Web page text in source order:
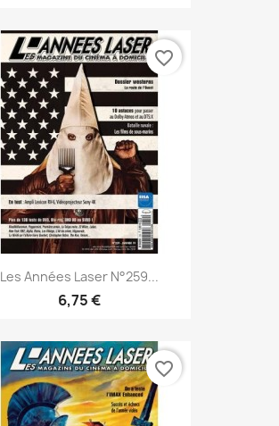
Les Années Laser N°259...
6,75 €
favorite_border
favorite_border